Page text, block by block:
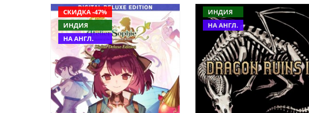
СКИДКА -47%
ИНДИЯ
НА АНГЛ.
ИНДИЯ
НА АНГЛ.